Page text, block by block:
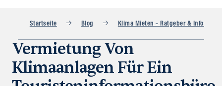
Startseite Blog Klima Mieten – Ratgeber & Infos
Vermietung Von
Klimaanlagen Für Ein